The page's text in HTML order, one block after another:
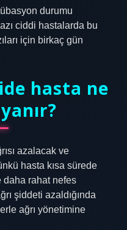
durumu
ciddi hastalarda bu
için birkaç gün
hasta ne
azalacak ve
hasta kısa sürede
daha rahat nefes
şiddeti azaldığında
ağrı yönetimine